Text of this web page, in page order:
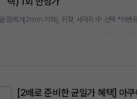
[2배로 준비한 균일가 혜택] 아